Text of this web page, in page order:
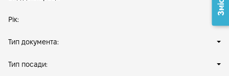
Рік:
Тип документа:
Тип посади: